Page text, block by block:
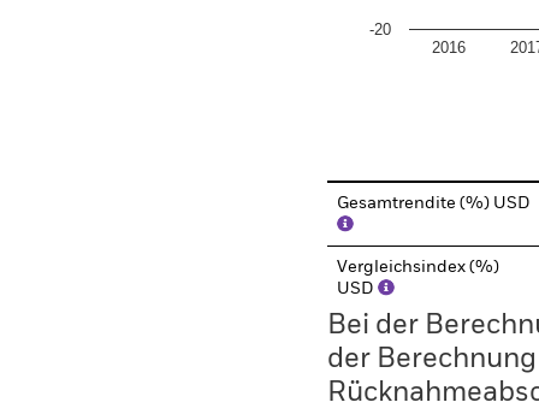
2016
-20
Gesamtrendite (%) USD
Vergleichsindex (%)
USD
Bei der
der